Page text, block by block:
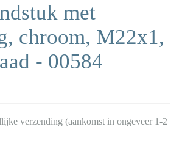
met
chroom, M22x1,
- 00584
verzending (aankomst in ongeveer 1-2